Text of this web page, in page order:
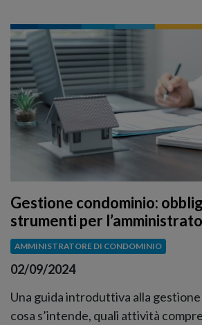
Gestione condominio:
strumenti per
AMMINISTRATORE DI CONDOMINIO
02/09/2024
Una guida introduttiva alla
cosa s’intende, quali attività